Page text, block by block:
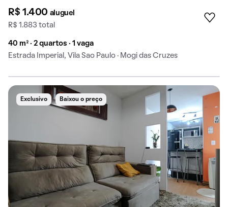
R$ 1.400 aluguel
R$ 1.883 total
40 m² · 2 quartos · 1 vaga
Estrada Imperial, Vila Sao Paulo · Mogi das Cruzes
Exclusivo Baixou o preço